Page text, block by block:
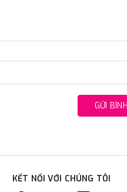
GỬI
KẾT NỐI VỚI CHÚNG TÔI